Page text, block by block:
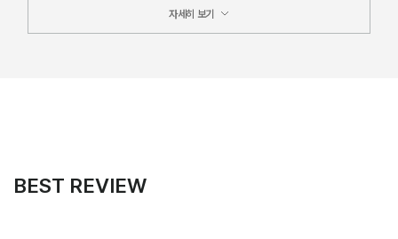
자세히 보기
BEST REVIEW